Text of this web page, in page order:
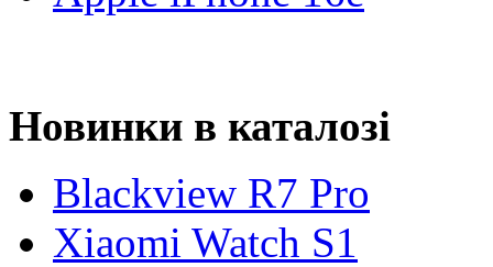
Новинки в каталозі
Blackview R7 Pro
Xiaomi Watch S1